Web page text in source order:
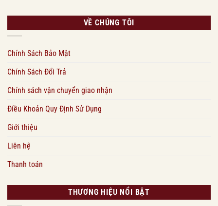
VỀ CHÚNG TÔI
Chính Sách Bảo Mật
Chính Sách Đổi Trả
Chính sách vận chuyển giao nhận
Điều Khoản Quy Định Sử Dụng
Giới thiệu
Liên hệ
Thanh toán
THƯƠNG HIỆU NỔI BẬT